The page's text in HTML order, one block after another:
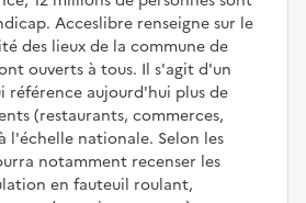
Acceslibre renseigne sur le
des lieux de la commune de
ouverts à tous. Il s'agit d'un
aujourd'hui plus de
(restaurants, commerces,
l'échelle nationale. Selon les
notamment recenser les
en fauteuil roulant,